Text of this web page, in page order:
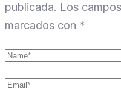
publicada. Los
marcados con *